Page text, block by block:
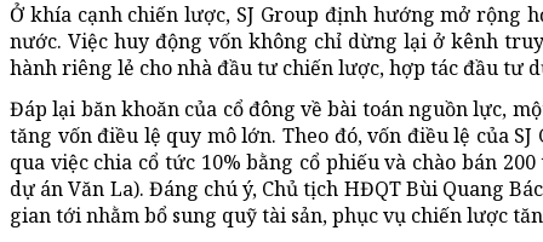
Ở khía cạnh chiến lược, SJ Group định hướng mở
nước. Việc huy động vốn không chỉ dừng lại ở kênh
hành riêng lẻ cho nhà đầu tư chiến lược, hợp tác đầu tư
Đáp lại băn khoăn của cổ đông về bài toán nguồn lực,
tăng vốn điều lệ quy mô lớn. Theo đó, vốn điều lệ của
qua việc chia cổ tức 10% bằng cổ phiếu và chào bán
dự án Văn La). Đáng chú ý, Chủ tịch HĐQT Bùi Quang
gian tới nhằm bổ sung quỹ tài sản, phục vụ chiến lược